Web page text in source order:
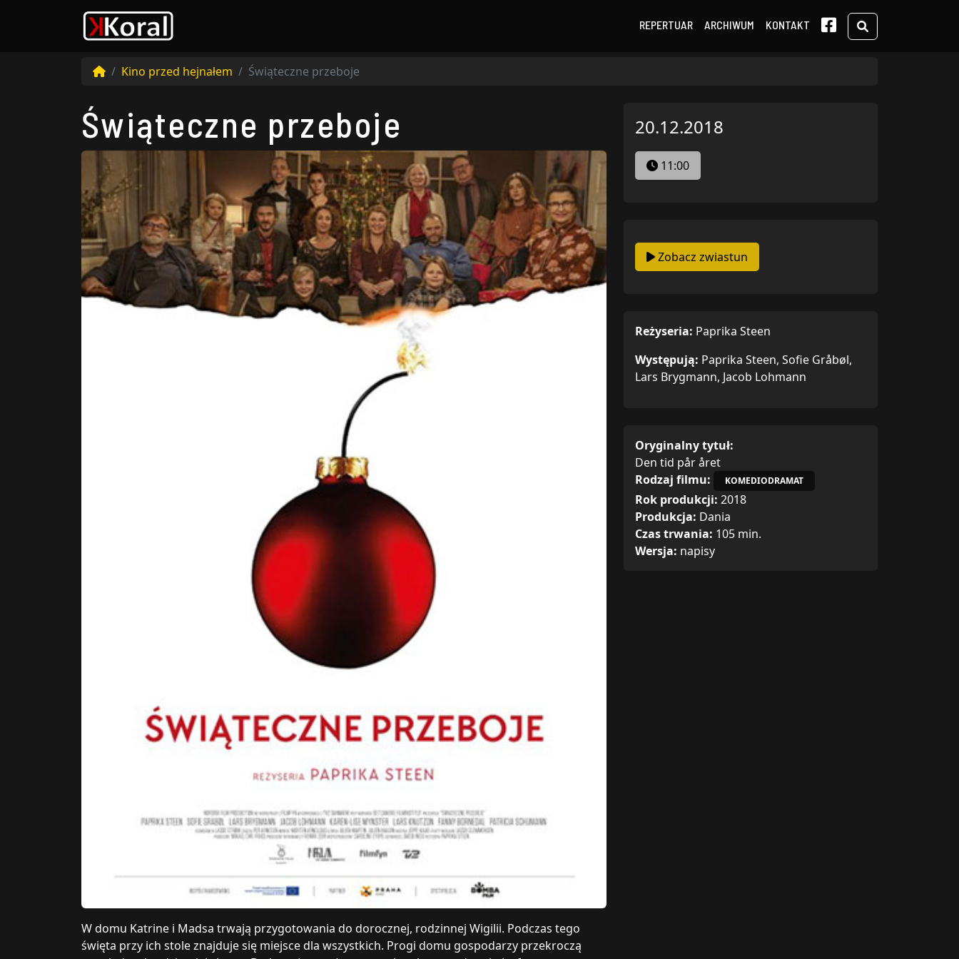
REPERTUAR ARCHIWUM KONTAKT
Kino przed hejnałem Świąteczne przeboje
Świąteczne przeboje
W domu Katrine i Madsa trwają przygotowania do dorocznej, rodzinnej Wigilii. Podczas tego
święta przy ich stole znajduje się miejsce dla wszystkich. Progi domu gospodarzy przekroczą
20.12.2018
11:00
Zobacz zwiastun
Reżyseria: Paprika Steen
Występują: Paprika Steen, Sofie Gråbøl,
Lars Brygmann, Jacob Lohmann
Oryginalny tytuł:
Den tid pår året
Rodzaj filmu:
KOMEDIODRAMAT
Rok produkcji: 2018
Produkcja: Dania
Czas trwania: 105 min.
Wersja: napisy